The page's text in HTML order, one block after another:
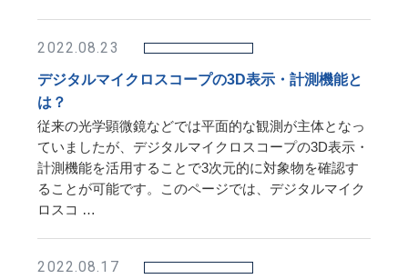
2022.08.23
デジタルマイクロスコープの3D表示・計測機能と
は？
従来の光学顕微鏡などでは平面的な観測が主体となっ
ていましたが、デジタルマイクロスコープの3D表示・
計測機能を活用することで3次元的に対象物を確認す
ることが可能です。このページでは、デジタルマイク
ロスコ …
2022.08.17